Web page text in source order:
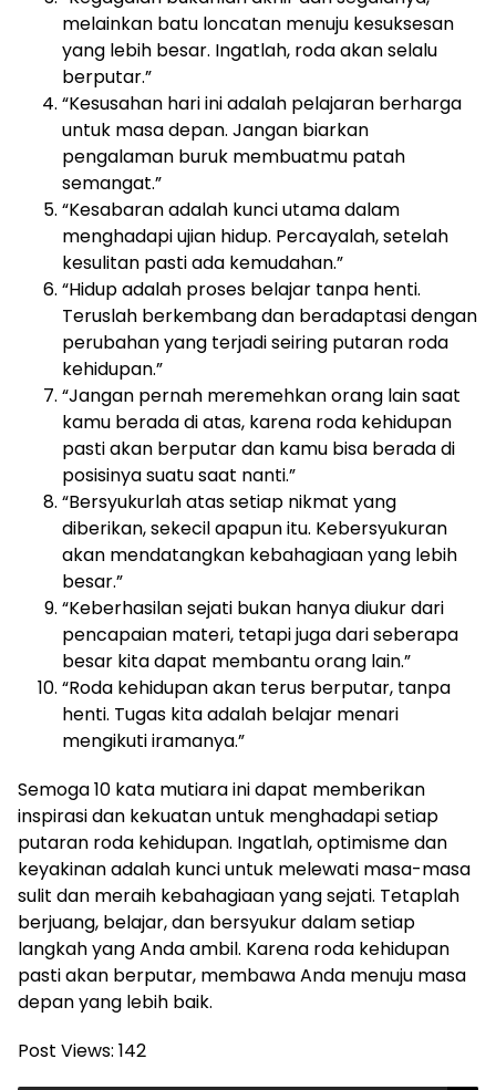
melainkan batu loncatan menuju kesuksesan
yang lebih besar. Ingatlah, roda akan selalu
berputar.”
“Kesusahan hari ini adalah pelajaran berharga
untuk masa depan. Jangan biarkan
pengalaman buruk membuatmu patah
semangat.”
“Kesabaran adalah kunci utama dalam
menghadapi ujian hidup. Percayalah, setelah
kesulitan pasti ada kemudahan.”
“Hidup adalah proses belajar tanpa henti.
Teruslah berkembang dan beradaptasi dengan
perubahan yang terjadi seiring putaran roda
kehidupan.”
“Jangan pernah meremehkan orang lain saat
kamu berada di atas, karena roda kehidupan
pasti akan berputar dan kamu bisa berada di
posisinya suatu saat nanti.”
“Bersyukurlah atas setiap nikmat yang
diberikan, sekecil apapun itu. Kebersyukuran
akan mendatangkan kebahagiaan yang lebih
besar.”
“Keberhasilan sejati bukan hanya diukur dari
pencapaian materi, tetapi juga dari seberapa
besar kita dapat membantu orang lain.”
“Roda kehidupan akan terus berputar, tanpa
henti. Tugas kita adalah belajar menari
mengikuti iramanya.”
Semoga 10 kata mutiara ini dapat memberikan
inspirasi dan kekuatan untuk menghadapi setiap
putaran roda kehidupan. Ingatlah, optimisme dan
keyakinan adalah kunci untuk melewati masa-masa
sulit dan meraih kebahagiaan yang sejati. Tetaplah
berjuang, belajar, dan bersyukur dalam setiap
langkah yang Anda ambil. Karena roda kehidupan
pasti akan berputar, membawa Anda menuju masa
depan yang lebih baik.
Post Views: 142